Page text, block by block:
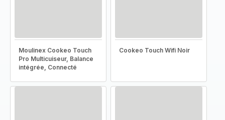
Moulinex Cookeo Touch
Pro Multicuiseur, Balance
intégrée, Connecté
Cookeo Touch Wifi Noir